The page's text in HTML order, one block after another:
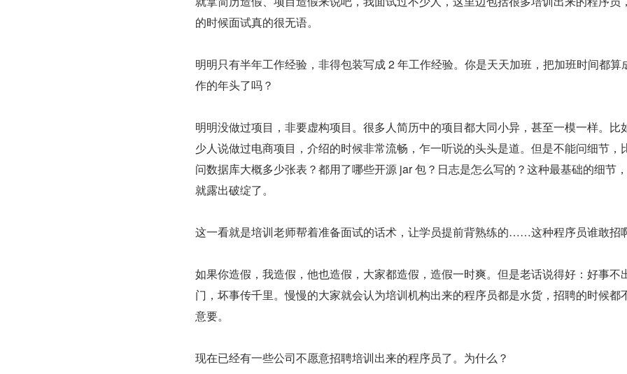
的时候面试真的很无语。
明明只有半年工作经验，非得包装写成 2 年工作经验。你是天天加班，把加班时间都算
作的年头了吗？
明明没做过项目，非要虚构项目。很多人简历中的项目都大同小异，甚至一模一样。比
少人说做过电商项目，介绍的时候非常流畅，乍一听说的头头是道。但是不能问细节，
问数据库大概多少张表？都用了哪些开源 jar 包？日志是怎么写的？这种最基础的细节
就露出破绽了。
这一看就是培训老师帮着准备面试的话术，让学员提前背熟练的……这种程序员谁敢招
如果你造假，我造假，他也造假，大家都造假，造假一时爽。但是老话说得好：好事不
门，坏事传千里。慢慢的大家就会认为培训机构出来的程序员都是水货，招聘的时候都
意要。
现在已经有一些公司不愿意招聘培训出来的程序员了。为什么？